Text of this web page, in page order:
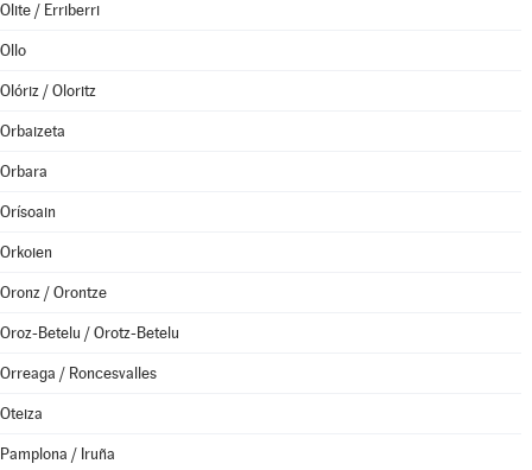
Olite / Erriberri
Ollo
Olóriz / Oloritz
Orbaizeta
Orbara
Orísoain
Orkoien
Oronz / Orontze
Oroz-Betelu / Orotz-Betelu
Orreaga / Roncesvalles
Oteiza
Pamplona / Iruña